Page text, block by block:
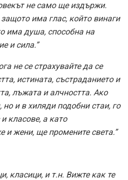
не само ще издържи.
има глас, който винаги
има душа, способна на
и сила.”
не се страхувайте да се
истината, състраданието и
лъжата и алчността. Ако
но и в хиляди подобни стаи, го
класове, а като
и жени, ще промените света.”
класици, и т.н. Вижте как те